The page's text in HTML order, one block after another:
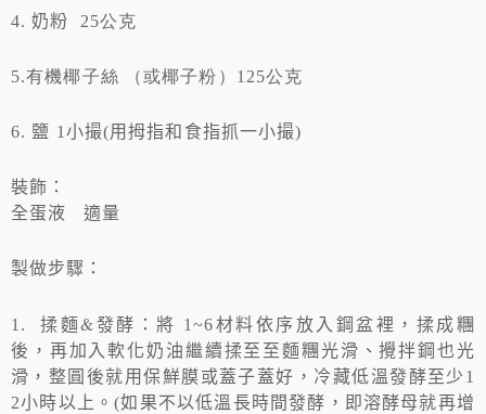
4.奶粉 25公克
5.有機椰子絲 （或椰子粉）125公克
6. 鹽 1 小撮(用拇指和食指抓一小撮)
裝飾：
全蛋液
適量
製做步驟：
1.揉麵&發酵：將 1~6材料依序放入鋼盆裡，揉成糰
後，再加入軟化奶油繼續揉至至麵糰光滑、攪拌鋼也光
滑，整圓後就用保鮮膜或蓋子蓋好，冷藏低溫發酵至少 1
2小時以上。(如果不以低溫長時間發酵，即溶酵母就再增